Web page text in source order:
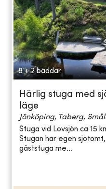
8 + 2 bäddar
Härlig stuga med
läge
Jönköping, Taberg,
Stuga vid Lovsjön ca 15
Stugan har egen
gäststuga me...